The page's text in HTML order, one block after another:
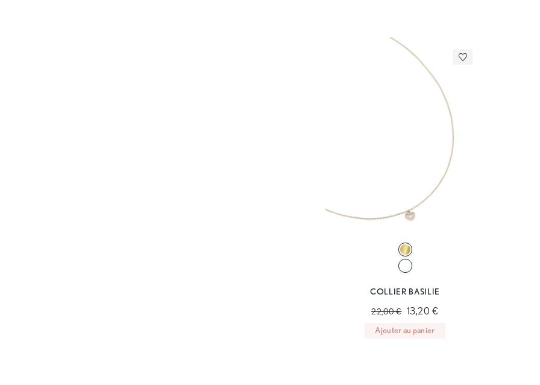
COLLIER BASILIE
22,00 € 13,20 €
Ajouter au panier